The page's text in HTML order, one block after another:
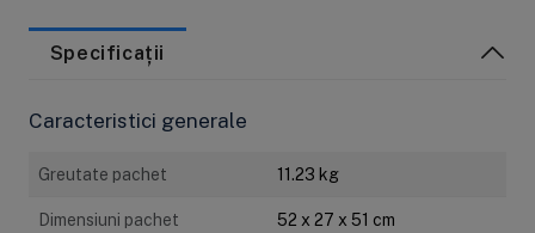
Filtru 3:
cartus din polipropilena (PP) de 1 micron pentru
filtrarea sedimentelor mai mari de 1 micron. Se schimba la
Filtru 4:Membrana osmoza inversa cu finete de filtrare de
apa pe zi. Se schimba la maxim 2 ani.
Filtru 5:Postfiltru carbune activ granular (GAC) pentru a
Specificații
Caracteristici generale
Greutate pachet 11.23 kg
Dimensiuni pachet 52 x 27 x 51 cm